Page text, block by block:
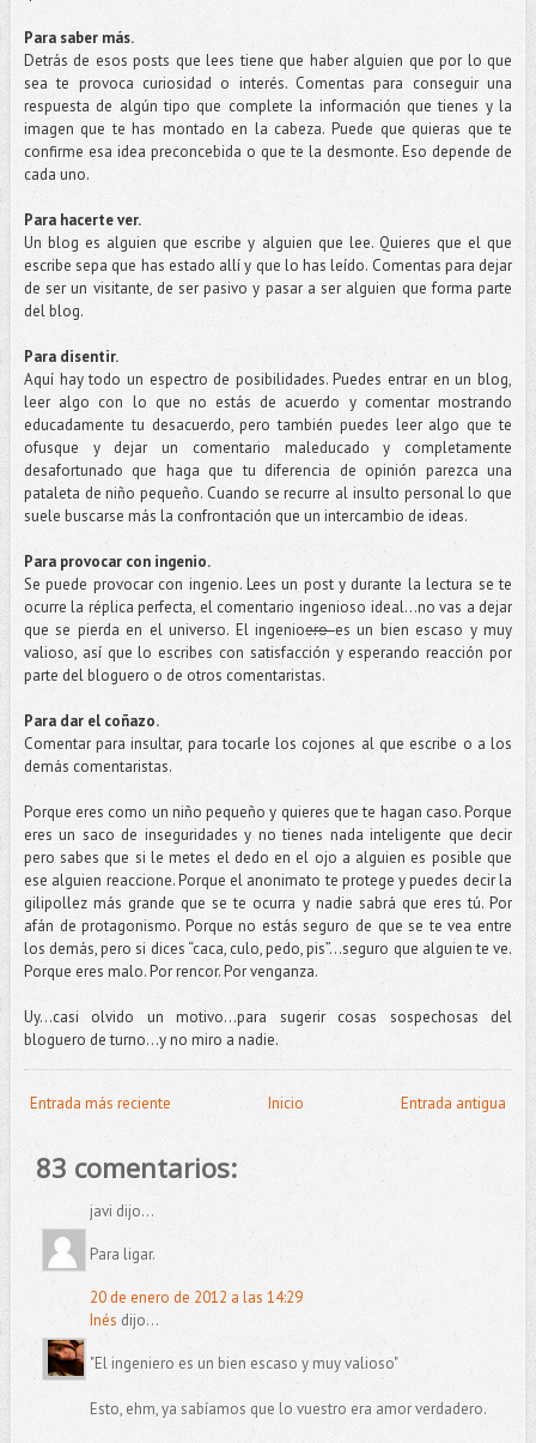
Para saber más.
Detrás de esos posts que lees tiene que haber alguien que por lo que
sea te provoca curiosidad o interés. Comentas para conseguir una
respuesta de algún tipo que complete la información que tienes y la
imagen que te has montado en la cabeza. Puede que quieras que te
confirme esa idea preconcebida o que te la desmonte. Eso depende de
cada uno.
Para hacerte ver.
Un blog es alguien que escribe y alguien que lee. Quieres que el que
escribe sepa que has estado allí y que lo has leído. Comentas para dejar
de ser un visitante, de ser pasivo y pasar a ser alguien que forma parte
del blog.
Para disentir.
Aquí hay todo un espectro de posibilidades. Puedes entrar en un blog,
leer algo con lo que no estás de acuerdo y comentar mostrando
educadamente tu desacuerdo, pero también puedes leer algo que te
ofusque y dejar un comentario maleducado y completamente
desafortunado que haga que tu diferencia de opinión parezca una
pataleta de niño pequeño. Cuando se recurre al insulto personal lo que
suele buscarse más la confrontación que un intercambio de ideas.
Para provocar con ingenio.
Se puede provocar con ingenio. Lees un post y durante la lectura se te
ocurre la réplica perfecta, el comentario ingenioso ideal…no vas a dejar
que se pierda en el universo. El ingenioeroes un bien escaso y muy
valioso, así que lo escribes con satisfacción y esperando reacción por
parte del bloguero o de otros comentaristas.
Para dar el coñazo.
Comentar para insultar, para tocarle los cojones al que escribe o a los
demás comentaristas.
Porque eres como un niño pequeño y quieres que te hagan caso. Porque
eres un saco de inseguridades y no tienes nada inteligente que decir
pero sabes que si le metes el dedo en el ojo a alguien es posible que
ese alguien reaccione. Porque el anonimato te protege y puedes decir la
gilipollez más grande que se te ocurra y nadie sabrá que eres tú. Por
afán de protagonismo. Porque no estás seguro de que se te vea entre
los demás, pero si dices “caca, culo, pedo, pis”...seguro que alguien te ve.
Porque eres malo. Por rencor. Por venganza.
Uy…casi olvido un motivo…para sugerir cosas sospechosas del
bloguero de turno…y no miro a nadie.
Entrada más reciente Entrada antigua
Inicio
83 comentarios:
javi dijo...
Para ligar.
20 de enero de 2012 a las 14:29
Inés dijo...
"El ingeniero es un bien escaso y muy valioso"
Esto, ehm, ya sabíamos que lo vuestro era amor verdadero.